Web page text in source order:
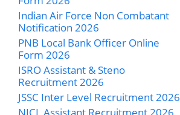
Indian Air Force Non Combatant
Notification 2026
PNB Local Bank Officer Online
Form 2026
ISRO Assistant & Steno
Recruitment 2026
JSSC Inter Level Recruitment 2026
NICL Assistant Recruitment 2026